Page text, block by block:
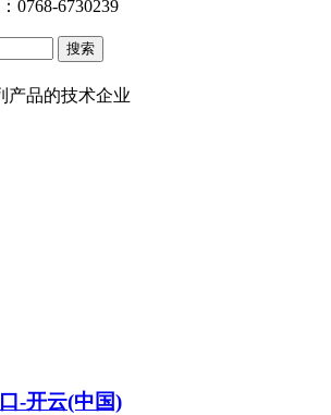
0768-6730239
产品的技术企业
-开云(中国)